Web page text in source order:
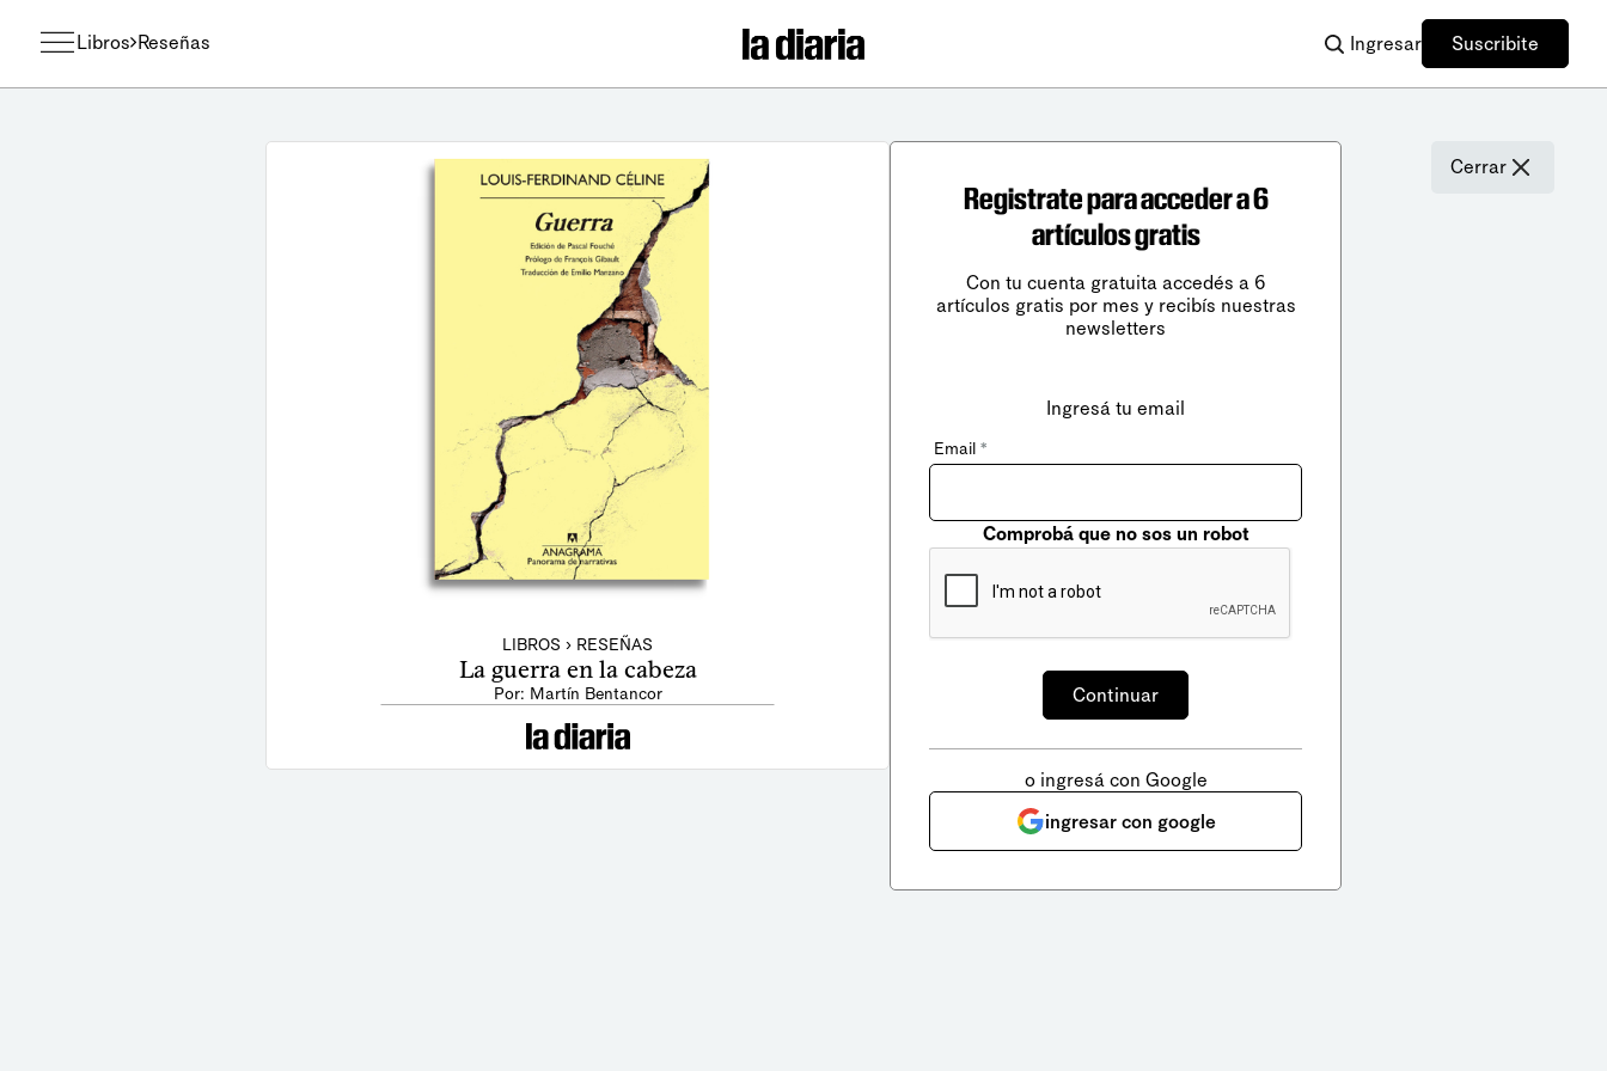
Libros Reseñas Ingresar Suscribite
LIBROS › RESEÑAS
La guerra en la cabeza
Por: Martín Bentancor
Cerrar
Registrate para acceder a 6
artículos gratis
Con tu cuenta gratuita accedés a 6
artículos gratis por mes y recibís nuestras
newsletters
Ingresá tu email
Email *
Comprobá que no sos un robot
o ingresá con Google
ingresar con google